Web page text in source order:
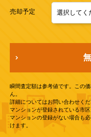
売却予定
瞬間査定額は参考値です。この
ん。
詳細についてはお問い合わせくだ
マンションが登録されている市
マンションの登録がない場合も
けます。